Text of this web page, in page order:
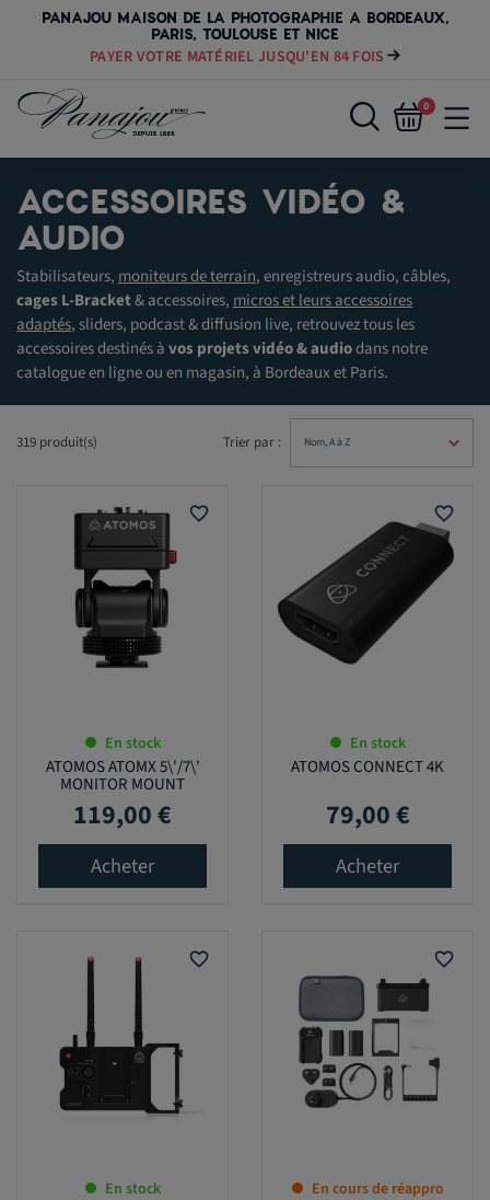
PANAJOU MAISON DE LA PHOTOGRAPHIE A BORDEAUX,
PARIS, TOULOUSE ET NICE
PAYER VOTRE MATÉRIEL JUSQU'EN 84 FOIS
0
ACCESSOIRES VIDÉO &
AUDIO
Stabilisateurs, moniteurs de terrain, enregistreurs audio, câbles,
cages L-Bracket& accessoires, micros et leurs accessoires
adaptés, sliders, podcast & diffusion live, retrouvez tous les
accessoires destinés àvos projets vidéo & audiodans notre
catalogue en ligne ou en magasin, à Bordeaux et Paris.
319 produit(s) Trier par :
favorite_border
En stock
ATOMOS ATOMX 5\'/7\'
MONITOR MOUNT
Prix
119,00 €
Acheter
favorite_border
En stock
ATOMOS CONNECT 4K
Prix
79,00 €
Acheter
favorite_border
En stock
favorite_border
En cours de réappro